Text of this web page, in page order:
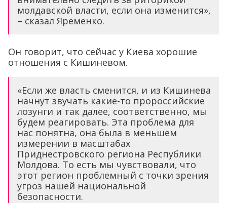
молдавской власти, если она изменится»,
– сказал Яременко.
Он говорит, что сейчас у Киева хорошие
отношения с Кишиневом.
«Если же власть сменится, и из Кишинева
начнут звучать какие-то пророссийские
лозунги и так далее, соответственно, мы
будем реагировать. Эта проблема для
нас понятна, она была в меньшем
измерении в масштабах
Приднестровского региона Республики
Молдова. То есть мы чувствовали, что
этот регион проблемный с точки зрения
угроз нашей национальной
безопасности.